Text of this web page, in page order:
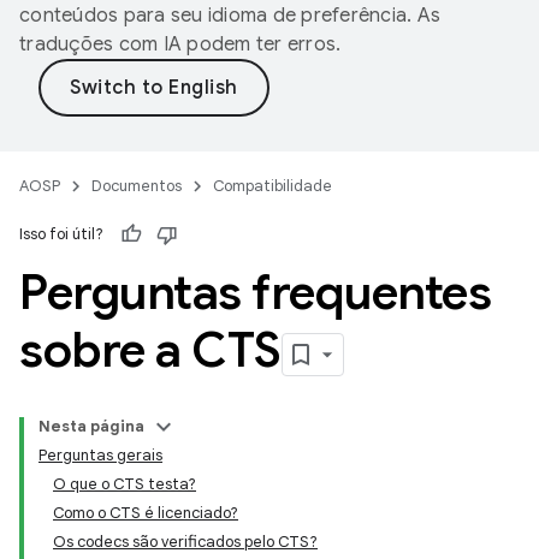
conteúdos para seu idioma de preferência. As
traduções com IA podem ter erros.
AOSP Documentos Compatibilidade
Isso foi útil?
Perguntas frequentes
sobre a CTS
Nesta página
Perguntas gerais
O que o CTS testa?
Como o CTS é licenciado?
Os codecs são verificados pelo CTS?